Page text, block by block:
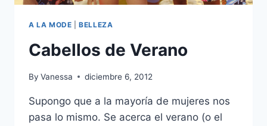
A LA MODE |BELLEZA
Cabellos de Verano
By Vanessa diciembre 6, 2012
Supongo que a la mayoría de mujeres nos
pasa lo mismo. Se acerca el verano (o el